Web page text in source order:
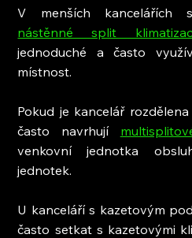
nástěnné split
jednoduché a často
místnost.
Pokud je kancelář
často navrhují
venkovní jednotka
jednotek.
U kanceláří s kazetovým
často setkat s kazetovými